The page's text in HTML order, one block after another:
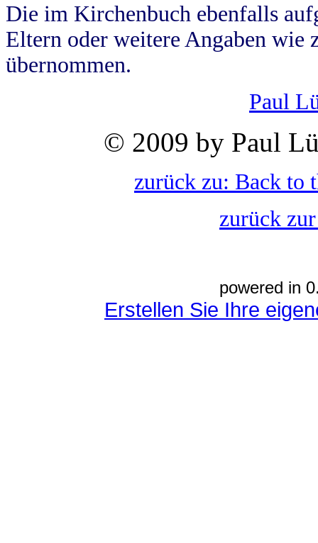
Die im Kirchenbuch ebenfalls
Eltern oder weitere Angaben wie
übernommen.
Paul
© 2009 by Paul
zurück zu: Back to
zurück
powered in
Erstellen Sie Ihre